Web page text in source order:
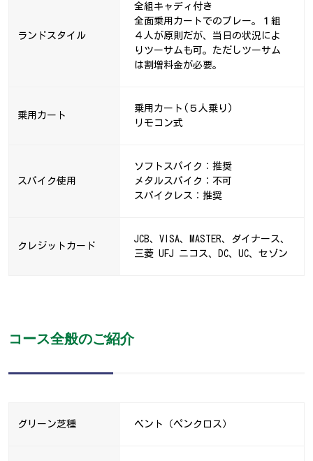
ランドスタイル
全組キャディ付き
全面乗用カートでのプレー。１組
４人が原則だが、当日の状況によ
りツーサムも可。ただしツーサム
は割増料金が必要。
乗用カート
乗用カート(５人乗り)
リモコン式
スパイク使用
ソフトスパイク：推奨
メタルスパイク：不可
スパイクレス：推奨
クレジットカード
JCB、VISA、MASTER、ダイナース、
三菱 UFJ ニコス、DC、UC、セゾン
コース全般のご紹介
グリーン芝種 ベント（ペンクロス）